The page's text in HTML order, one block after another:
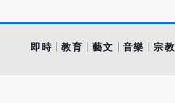
即時 教育 藝文 音樂 宗教